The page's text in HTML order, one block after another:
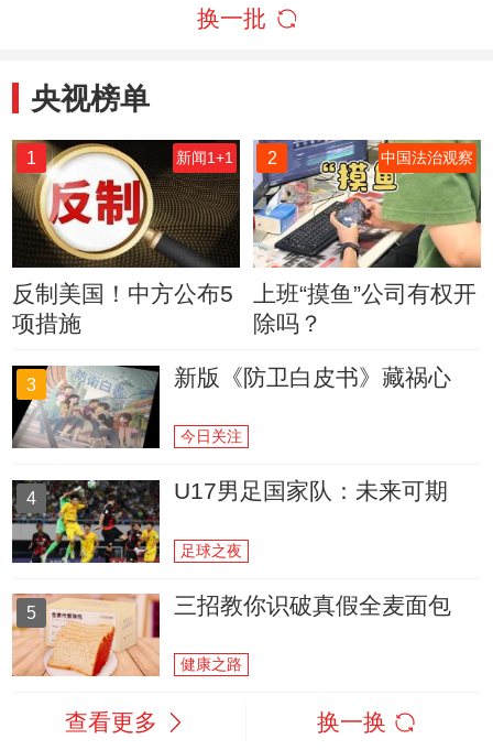
换一批
央视榜单
1 新闻1+1
反制美国！中方公布5
项措施
2 中国法治观察
上班“摸鱼”公司有权开
除吗？
3 新版《防卫白皮书》藏祸心
今日关注
4 U17男足国家队：未来可期
足球之夜
5 三招教你识破真假全麦面包
健康之路
查看更多 换一换